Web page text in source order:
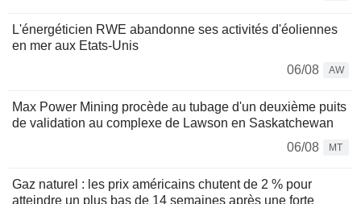
L'énergéticien RWE abandonne ses activités d'éoliennes
en mer aux Etats-Unis
06/08
AW
Max Power Mining procède au tubage d'un deuxième puits
de validation au complexe de Lawson en Saskatchewan
06/08
MT
Gaz naturel : les prix américains chutent de 2 % pour
atteindre un plus bas de 14 semaines après une forte